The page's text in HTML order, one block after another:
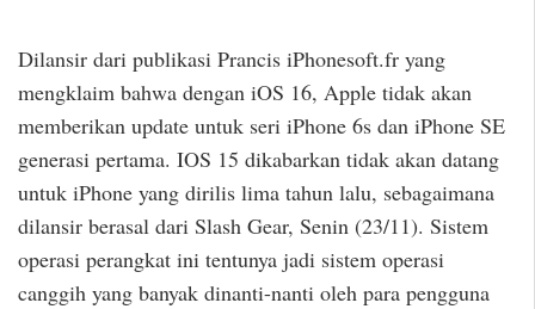
Dilansir dari publikasi Prancis iPhonesoft.fr yang
mengklaim bahwa dengan iOS 16, Apple tidak akan
memberikan update untuk seri iPhone 6s dan iPhone SE
generasi pertama. IOS 15 dikabarkan tidak akan datang
untuk iPhone yang dirilis lima tahun lalu, sebagaimana
dilansir berasal dari Slash Gear, Senin (23/11). Sistem
operasi perangkat ini tentunya jadi sistem operasi
canggih yang banyak dinanti-nanti oleh para pengguna